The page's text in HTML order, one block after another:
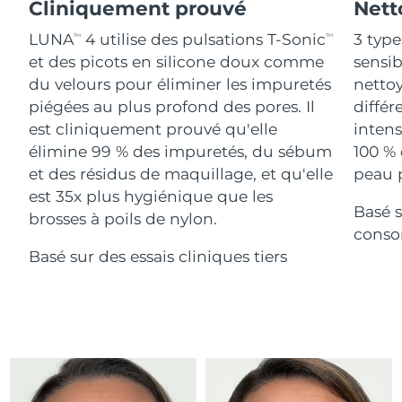
Cliniquement prouvé
LUNATM 4 utilise des pulsations T-SonicTM
et des picots en silicone doux comme
du velours pour éliminer les impuretés
piégées au plus profond des pores. Il
est cliniquement prouvé qu'elle
élimine 99 % des impuretés, du sébum
et des résidus de maquillage, et qu'elle
est 35x plus hygiénique que les
brosses à poils de nylon.
Basé sur des essais cliniques tiers
3
100
peau
Basé
For healthy hair
18% PAP
Acheter tout
FOREO APP
À PROPROS
Israël
Italie Livraison estimée 8/9/26
Japon Livraison estimée 8/12/26
Jersey Livraison estimée8/14/26
Kazakhstan Livraison estimée
8/9/26
Lituanie Livraison estimée8/9/26